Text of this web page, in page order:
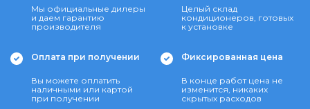
Мы официальные дилеры
и даем гарантию
производителя
Целый склад
кондиционеров, готовых
к установке
Оплата при получении
Вы можете оплатить
наличными или картой
при получении
Фиксированная цена
В конце работ цена не
изменится, никаких
скрытых расходов